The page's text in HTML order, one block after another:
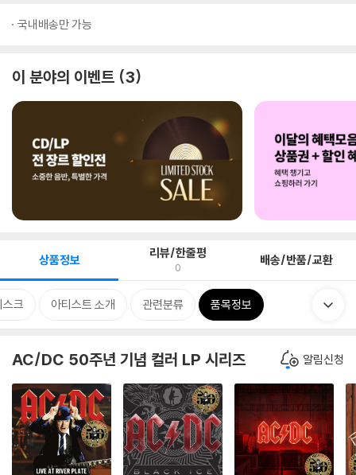
국내배송만 가능
이 분야의 이벤트 3
상품정보 리뷰/한줄평
0 배송/반품/교환
스크 아티스트 소개 관련분류 품목정보
AC/DC 50주년 기념 컬러 LP 시리즈 알림신청